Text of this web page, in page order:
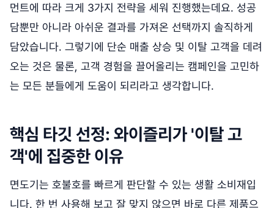
먼트에 따라 크게 3가지 전략을 세워 진행했는데요. 성공
담뿐만 아니라 아쉬운 결과를 가져온 선택까지 솔직하게
담았습니다. 그렇기에 단순 매출 상승 및 이탈 고객을 데려
오는 것은 물론, 고객 경험을 끌어올리는 캠페인을 고민하
는 모든 분들에게 도움이 되리라고 생각합니다.
핵심 타깃 선정: 와이즐리가 '이탈 고
객'에 집중한 이유
면도기는 호불호를 빠르게 판단할 수 있는 생활 소비재입
니다. 한 번 사용해 보고 잘 맞지 않으면 바로 다른 제품으